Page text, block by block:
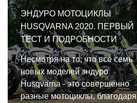
ЭНДУРО МОТОЦИКЛЫ
HUSQVARNA 2020. ПЕРВЫЙ
ТЕСТ И ПОДРОБНОСТИ
Несмотря на то, что все семь
новых моделей эндуро
Husqvarna - это совершенно
разные мотоциклы, благодаря